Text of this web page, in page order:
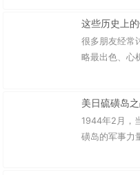
这些历史上
很多朋友经常
略最出色、心
美日硫磺岛
1944年2月，
磺岛的军事力